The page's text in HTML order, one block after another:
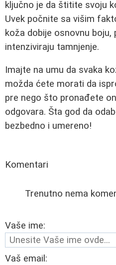
ključno je da štitite svoju
Uvek počnite sa višim
koža dobije osnovnu
intenziviraju tamnjenje.
Imajte na umu da svaka
možda ćete morati da
pre nego što pronađete
odgovara. Šta god da
bezbedno i umereno!
Komentari
Trenutno nema
Vaše ime:
Vaš email: